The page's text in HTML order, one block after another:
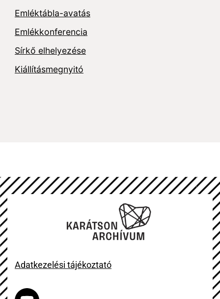
Emléktábla-avatás
Emlékkonferencia
Sírkő elhelyezése
Kiállításmegnyitó
Adatkezelési tájékoztató